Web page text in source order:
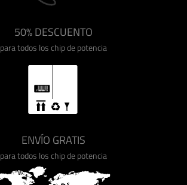
50% DESCUENTO
para todos los chip de potencia
ENVÍO GRATIS
para todos los chip de potencia